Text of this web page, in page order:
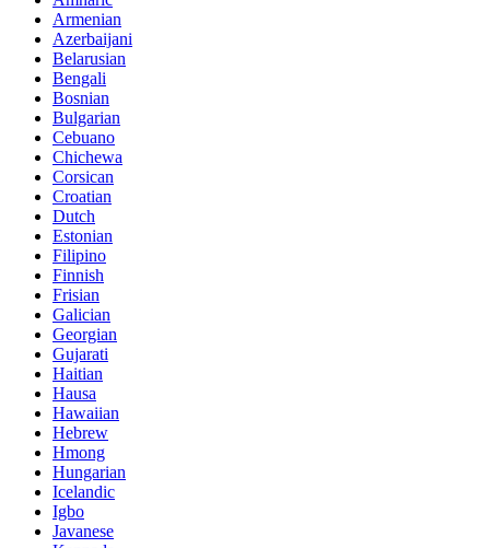
Armenian
Azerbaijani
Belarusian
Bengali
Bosnian
Bulgarian
Cebuano
Chichewa
Corsican
Croatian
Dutch
Estonian
Filipino
Finnish
Frisian
Galician
Georgian
Gujarati
Haitian
Hausa
Hawaiian
Hebrew
Hmong
Hungarian
Icelandic
Igbo
Javanese